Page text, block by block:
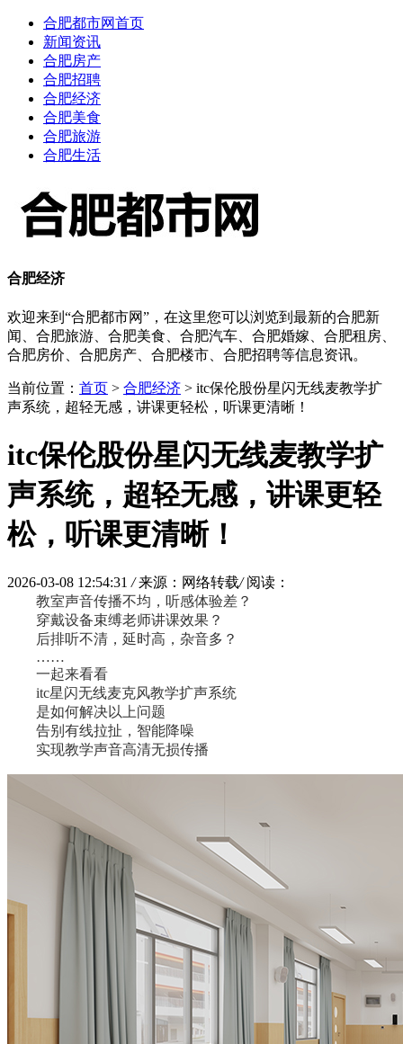
合肥都市网首页
新闻资讯
合肥房产
合肥招聘
合肥经济
合肥美食
合肥旅游
合肥生活
合肥经济
欢迎来到“合肥都市网”，在这里您可以浏览到最新的合肥新
闻、合肥旅游、合肥美食、合肥汽车、合肥婚嫁、合肥租房、
合肥房价、合肥房产、合肥楼市、合肥招聘等信息资讯。
当前位置： 首页 > 合肥经济 > itc保伦股份星闪无线麦教学扩
声系统，超轻无感，讲课更轻松，听课更清晰！
itc保伦股份星闪无线麦教学扩
声系统，超轻无感，讲课更轻
松，听课更清晰！
2026-03-08 12:54:31/ 来源：网络转载/ 阅读：
教室声音传播不均，听感体验差？
穿戴设备束缚‌老师讲课效果？
后排听不清，延时高，杂音多？
……
一起来看看
itc星闪无线麦克风教学扩声系统
是如何解决以上问题
告别有线拉扯，智能降噪
实现教学声音高清无损传播